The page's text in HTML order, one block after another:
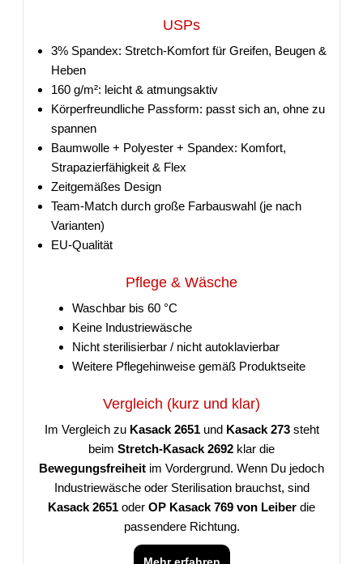
USPs
3% Spandex: Stretch-Komfort für Greifen, Beugen &
Heben
160 g/m²: leicht & atmungsaktiv
Körperfreundliche Passform: passt sich an, ohne zu
spannen
Baumwolle + Polyester + Spandex: Komfort,
Strapazierfähigkeit & Flex
Zeitgemäßes Design
Team-Match durch große Farbauswahl (je nach
Varianten)
EU-Qualität
Pflege & Wäsche
Waschbar bis 60 °C
Keine Industriewäsche
Nicht sterilisierbar / nicht autoklavierbar
Weitere Pflegehinweise gemäß Produktseite
Vergleich (kurz und klar)
Im Vergleich zu Kasack 2651und Kasack 273steht
beim Stretch-Kasack 2692 klar die
Bewegungsfreiheit im Vordergrund. Wenn Du jedoch
Industriewäsche oder Sterilisation brauchst, sind
Kasack 2651 oder OP Kasack 769 von Leiber die
passendere Richtung.